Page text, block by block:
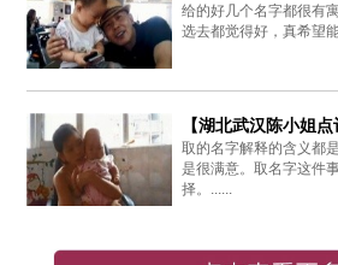
给的好几个名字都很有
选去都觉得好，真希望
【湖北武汉陈小姐点
取的名字解释的含义都
是很满意。取名字这件
择。......